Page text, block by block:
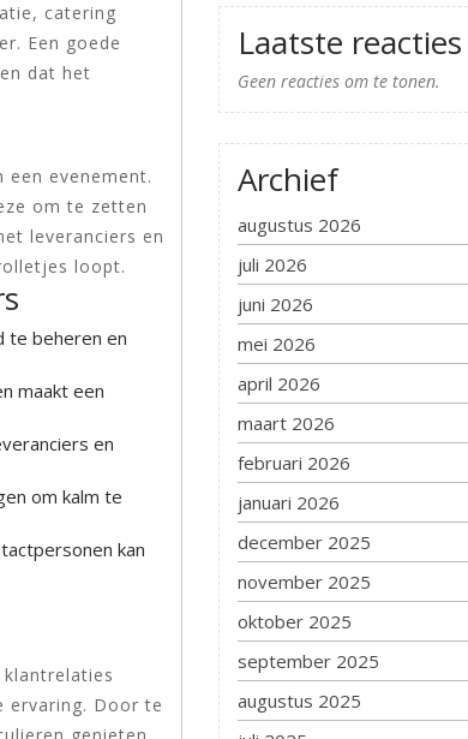
catering
Een goede
dat het
evenement.
om te zetten
leveranciers en
loopt.
te beheren en
maakt een
en
om kalm te
kan
ervaring. Door te
genieten
Laatste reacties
Geen reacties om te tonen.
Archief
augustus 2026
juli 2026
juni 2026
mei 2026
april 2026
maart 2026
februari 2026
januari 2026
december 2025
november 2025
oktober 2025
september 2025
augustus 2025